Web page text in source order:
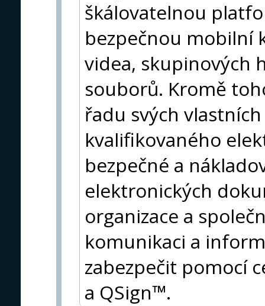
škálovatelnou
bezpečnou mobilní
videa, skupinových
souborů. Kromě
řadu svých
kvalifikovaného
bezpečné a
elektronických
organizace a
komunikaci a
zabezpečit pomocí
a QSign™.